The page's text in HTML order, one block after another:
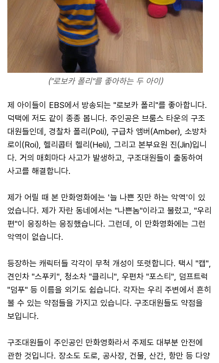
("로보카 폴리"를 좋아하는 두 아이)
제 아이들이 EBS에서 방송되는 "로보카 폴리"를 좋아합니다.
덕택에 저도 같이 종종 봅니다. 주인공은 브룸스 타운의 구조
대원들인데, 경찰차 폴리(Poli), 구급차 앰버(Amber), 소방차
로이(Roi), 헬리콥터 헬리(Heli), 그리고 본부요원 진(Jin)입니
다. 거의 매회마다 사고가 발생하고, 구조대원들이 출동하여
사고를 해결합니다.
제가 어릴 때 본 만화영화에는 '늘 나쁜 짓만 하는 악역'이 있
었습니다. 제가 자란 동네에서는 "나쁜놈"이라고 불렀고, "우리
편"이 응징하는 응징했습니다. 그런데, 이 만화영화에는 그런
악역이 없습니다.
등장하는 캐릭터들 각각이 무척 개성이 또렷합니다. 택시 "캡",
견인차 "스푸키", 청소차 "클리니", 우편차 "포스티", 덤프트럭
"덤푸" 등 이름을 외기도 쉽습니다. 각자는 우리 주변에서 흔히
볼 수 있는 약점들을 가지고 있습니다. 구조대원들도 약점을
보입니다.
구조대원들이 주인공인 만화영화라서 주제도 대부분 안전에
관한 것입니다. 장소도 도로, 공사장, 건물, 산간, 항만 등 다양